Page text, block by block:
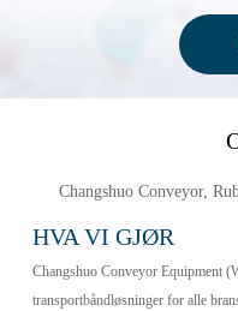
Changshuo Conveyor,
HVA VI GJØR
Changshuo Conveyor Equipment
transportbåndløsninger for alle